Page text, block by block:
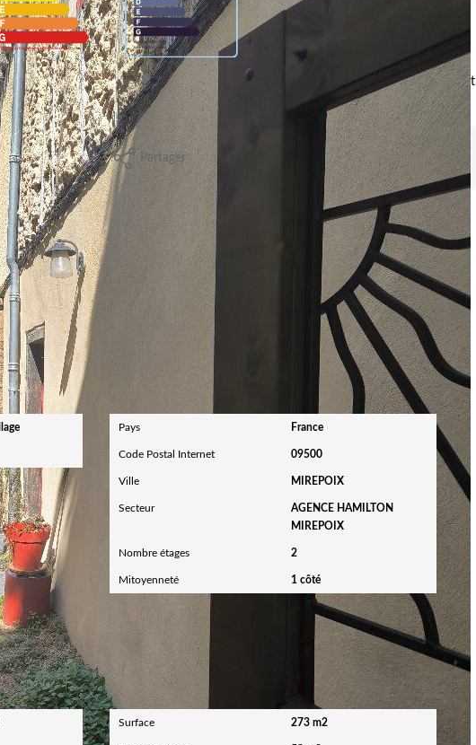
pour un usage standard entre 2384€ et 3226€. indexées aux années 2021,2022 et
Partager Calculer mon budget
Pays France
Code Postal Internet 09500
Ville MIREPOIX
Secteur
AGENCE HAMILTON
MIREPOIX
Nombre étages 2
Mitoyenneté 1 côté
Surfaces
Surface 273 m2